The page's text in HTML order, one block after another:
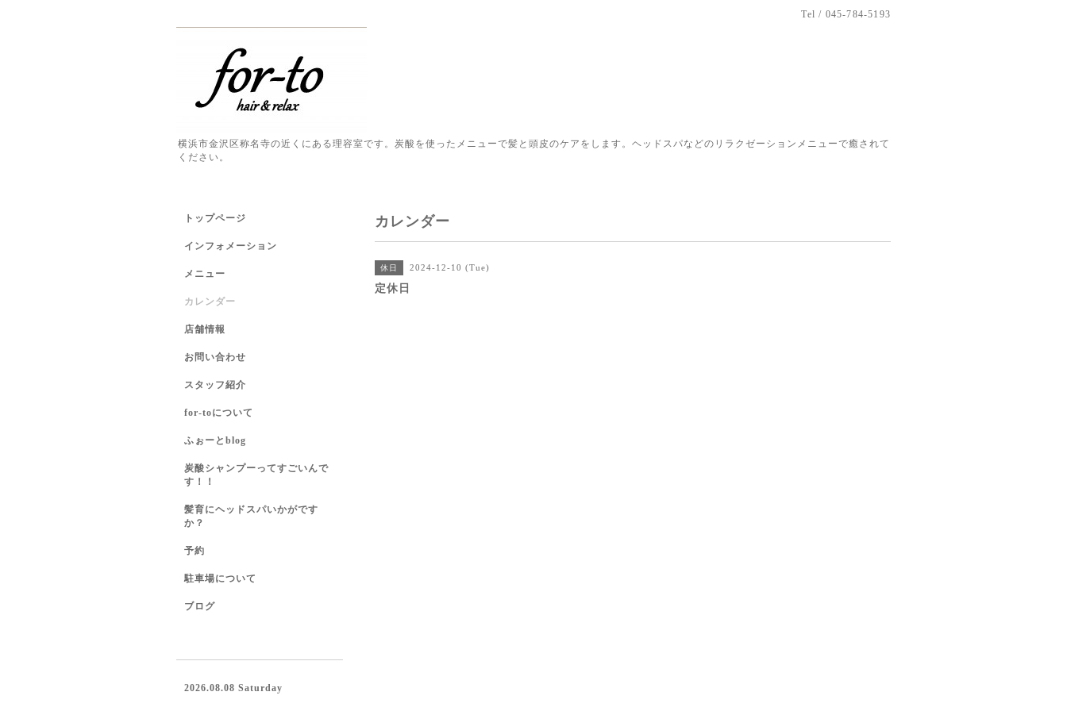
Tel / 045-784-5193
横浜市金沢区称名寺の近くにある理容室です。炭酸を使ったメニューで髪と頭皮のケアをします。ヘッドスパなどのリラクゼーションメニューで癒されて
ください。
カレンダー
休日 2024-12-10 (Tue)
定休日
トップページ
インフォメーション
メニュー
カレンダー
店舗情報
お問い合わせ
スタッフ紹介
for-toについて
ふぉーとblog
炭酸シャンプーってすごいんで
す！！
髪育にヘッドスパいかがです
か？
予約
駐車場について
ブログ
2026.08.08 Saturday